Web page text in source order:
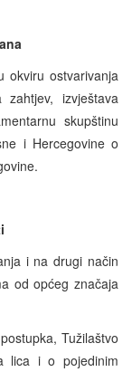
ostvarivanja
izvještava
skupštinu
i Hercegovine o
i na drugi način
od općeg značaja
Tužilaštvo
lica i o pojedinim